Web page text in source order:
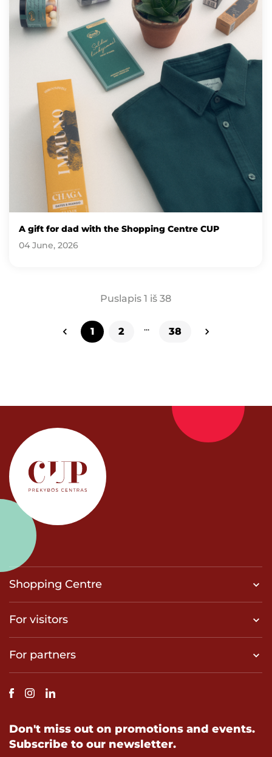
A gift for dad with the Shopping Centre CUP
04 June, 2026
Puslapis 1 iš 38
1 2 ... 38
Shopping Centre
For visitors
For partners
Don't miss out on promotions and events.
Subscribe to our newsletter.